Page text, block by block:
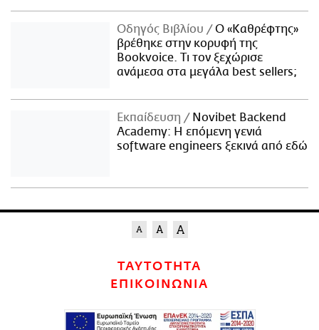
Οδηγός Βιβλίου
Ο «Καθρέφτης»
βρέθηκε στην κορυφή της
Bookvoice. Τι τον ξεχώρισε
ανάμεσα στα μεγάλα best sellers;
Εκπαίδευση
Novibet Backend
Academy: Η επόμενη γενιά
software engineers ξεκινά από εδώ
ΤΑΥΤΟΤΗΤΑ
ΕΠΙΚΟΙΝΩΝΙΑ